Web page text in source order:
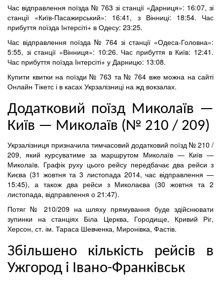
Час відправлення поїзда № 763 зі станції «Дарниця»: 16:07, зі
станції «Київ-Пасажирський»: 16:41, з Вінниці: 18:54. Час
прибуття поїзда Інтерсіті+ в Одесу: 23:25.
Час відправлення поїзда № 764 зі станції «Одеса-Головна»:
5:55, зі станції «Вінниця»: 10:26. Час прибуття в Київ: 12:41.
Час прибуття поїзда Інтерсіті+ у Дарницю: 13:08.
Купити квитки на поїзди № 763 та № 764 вже можна на сайті
Онлайн Тікетс і в касах Укрзалізниці на жд вокзалах.
Додатковий поїзд Миколаїв —
Київ — Миколаїв (№ 210 / 209)
Укрзалізниця призначила тимчасовий додатковий поїзд № 210 /
209, який курсуватиме за маршрутом Миколаїв — Київ —
Миколаїв. Графік руху цього рейсу передбачає два рейси з
Києва (31 жовтня та 3 листопада 2014, час відправлення —
15:45), а також два рейси з Миколаєва (30 жовтня та 2
листопада, відправлення о 21:47).
Потяг № 210/209 на шляху прямування буде здійснювати
зупинки на станціях Біла Церква, Городище, Кривий Ріг,
Херсон, ст. ім. Тараса Шевченка, Миронівка, Фастів.
Збільшено кількість рейсів в
Ужгород і Івано-Франківськ